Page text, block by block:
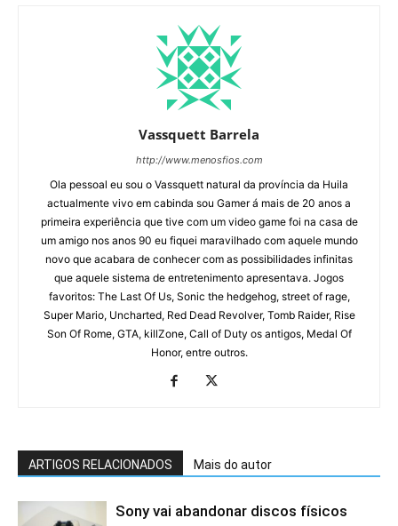
Vassquett Barrela
http://www.menosfios.com
Ola pessoal eu sou o Vassquett natural da província da Huila
actualmente vivo em cabinda sou Gamer á mais de 20 anos a
primeira experiência que tive com um video game foi na casa de
um amigo nos anos 90 eu fiquei maravilhado com aquele mundo
novo que acabara de conhecer com as possibilidades infinitas
que aquele sistema de entretenimento apresentava. Jogos
favoritos: The Last Of Us, Sonic the hedgehog, street of rage,
Super Mario, Uncharted, Red Dead Revolver, Tomb Raider, Rise
Son Of Rome, GTA, killZone, Call of Duty os antigos, Medal Of
Honor, entre outros.
ARTIGOS RELACIONADOS Mais do autor
Sony vai abandonar discos físicos